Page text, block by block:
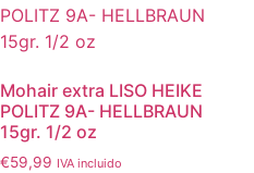
Mohair extra LISO HEIKE
POLITZ 9A- HELLBRAUN
15gr. 1/2 oz
€59,99 IVA incluido